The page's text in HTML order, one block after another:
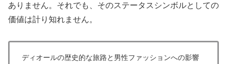
ありません。それでも、そのステータスシンボルとしての
価値は計り知れません。
ディオールの歴史的な旅路と男性ファッションへの影響